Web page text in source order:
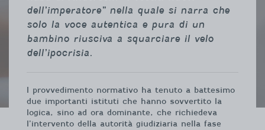
dell’imperatore” nella quale si narra che
solo la voce autentica e pura di un
bambino riusciva a squarciare il velo
dell’ipocrisia.
l provvedimento normativo ha tenuto a battesimo
due importanti istituti che hanno sovvertito la
logica, sino ad ora dominante, che richiedeva
l’intervento della autorità giudiziaria nella fase